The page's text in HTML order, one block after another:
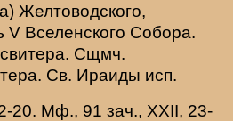
) Желтоводского,
V Вселенского Собора.
Сщмч.
Св. Ираиды исп.
20. Мф., 91 зач., XXII, 23-